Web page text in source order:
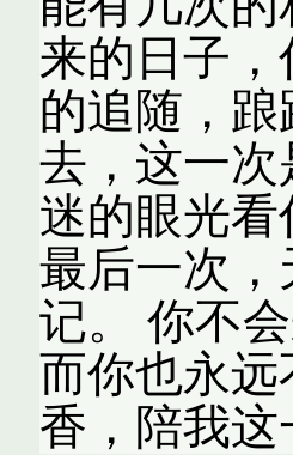
来的日子
的追随，
去，这一
迷的眼光
最后一次
记。 你不
而你也永
香，陪我